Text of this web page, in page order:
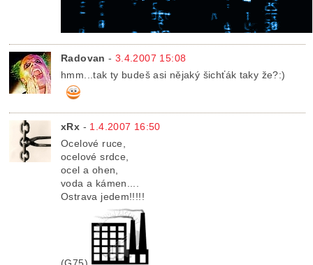
Radovan - 3.4.2007 15:08
hmm...tak ty budeš asi nějaký šichťák taky že?:)
xRx - 1.4.2007 16:50
Ocelové ruce,
ocelové srdce,
ocel a ohen,
voda a kámen....
Ostrava jedem!!!!!